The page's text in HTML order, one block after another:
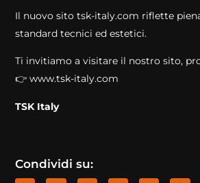
Il nuovo sito tsk-italy.com riflette
standard tecnici ed estetici.
Ti invitiamo a visitare il nostro sito,
👉 www.tsk-italy.com
TSK Italy
Condividi su: